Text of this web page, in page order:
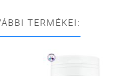
TERMÉKEI: